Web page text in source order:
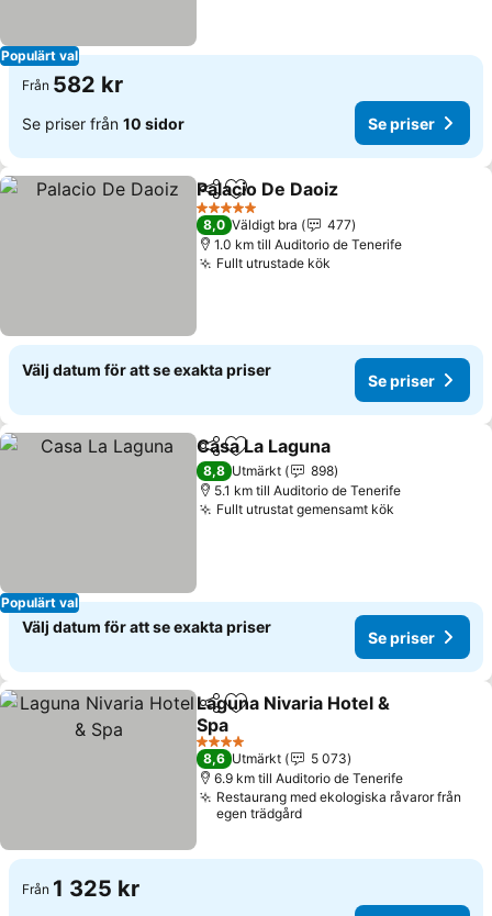
Populärt val
Från 582 kr
Se priser från 10 sidor Se priser
Dela Lägg till i Mina Favoriter
Palacio De Daoiz
5 Stjärnor
8,0 Väldigt bra
477
1.0 km till Auditorio de Tenerife
Fullt utrustade kök
Välj datum för att se exakta priser
Se priser
Populärt val
Dela Lägg till i Mina Favoriter
Casa La Laguna
8,8 Utmärkt
898
5.1 km till Auditorio de Tenerife
Fullt utrustat gemensamt kök
Välj datum för att se exakta priser
Se priser
Dela Lägg till i Mina Favoriter
Laguna Nivaria Hotel &
Spa
4 Stjärnor
8,6 Utmärkt
5 073
6.9 km till Auditorio de Tenerife
Restaurang med ekologiska råvaror från
egen trädgård
Från 1 325 kr